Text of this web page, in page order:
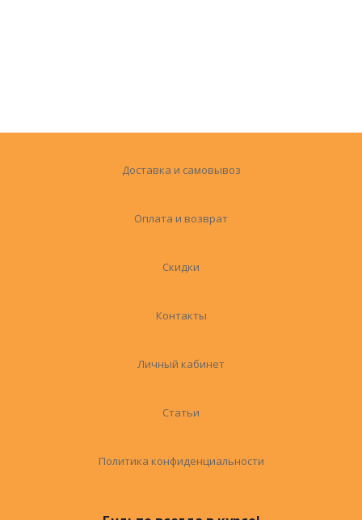
Доставка и самовывоз
Оплата и возврат
Скидки
Контакты
Личный кабинет
Статьи
Политика конфиденциальности